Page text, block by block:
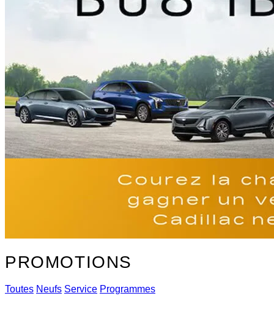
PROMOTIONS
Toutes Neufs Service Programmes